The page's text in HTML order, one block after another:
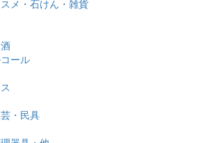
メ・石けん・雑貨
ール
・民具